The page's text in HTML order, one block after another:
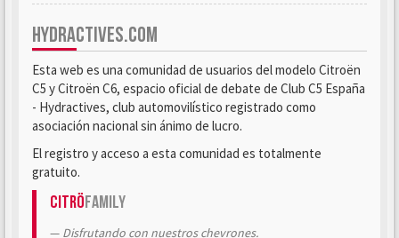
HYDRACTIVES.COM
Esta web es una comunidad de usuarios del modelo Citroën
C5 y Citroën C6, espacio oficial de debate de Club C5 España
- Hydractives, club automovilístico registrado como
asociación nacional sin ánimo de lucro.
El registro y acceso a esta comunidad es totalmente
gratuito.
CitröFamily
Disfrutando con nuestros chevrones.